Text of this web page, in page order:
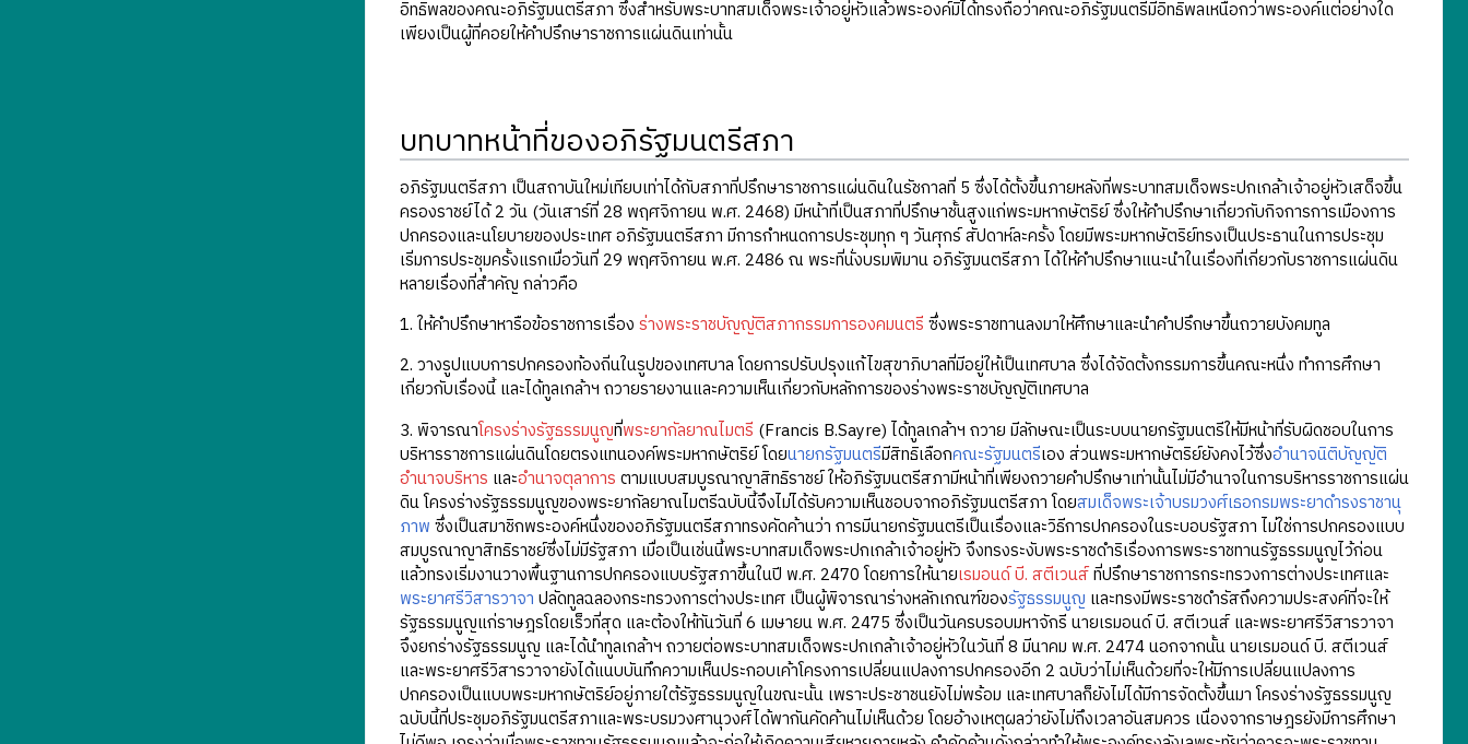
อิทธิพลของคณะอภิรัฐมนตรีสภา ซึ่งสำหรับพระบาทสมเด็จพระเจ้าอยู่หัวแล้วพระองค์มิได้ทรงถือว่าคณะอภิรัฐมนตรีมีอิทธิพลเหนือกว่าพระองค์แต่อย่างใด
เพียงเป็นผู้ที่คอยให้คำปรึกษาราชการแผ่นดินเท่านั้น
บทบาทหน้าที่ของอภิรัฐมนตรีสภา
อภิรัฐมนตรีสภา เป็นสถาบันใหม่เทียบเท่าได้กับสภาที่ปรึกษาราชการแผ่นดินในรัชกาลที่ 5 ซึ่งได้ตั้งขึ้นภายหลังที่พระบาทสมเด็จพระปกเกล้าเจ้าอยู่หัวเสด็จขึ้น
ครองราชย์ได้ 2 วัน (วันเสาร์ที่ 28 พฤศจิกายน พ.ศ. 2468) มีหน้าที่เป็นสภาที่ปรึกษาชั้นสูงแก่พระมหากษัตริย์ ซึ่งให้คำปรึกษาเกี่ยวกับกิจการการเมืองการ
ปกครองและนโยบายของประเทศ อภิรัฐมนตรีสภา มีการกำหนดการประชุมทุก ๆ วันศุกร์ สัปดาห์ละครั้ง โดยมีพระมหากษัตริย์ทรงเป็นประธานในการประชุม
เริ่มการประชุมครั้งแรกเมื่อวันที่ 29 พฤศจิกายน พ.ศ. 2486 ณ พระที่นั่งบรมพิมาน อภิรัฐมนตรีสภา ได้ให้คำปรึกษาแนะนำในเรื่องที่เกี่ยวกับราชการแผ่นดิน
หลายเรื่องที่สำคัญ กล่าวคือ
1. ให้คำปรึกษาหารือข้อราชการเรื่อง ร่างพระราชบัญญัติสภากรรมการองคมนตรี ซึ่งพระราชทานลงมาให้ศึกษาและนำคำปรึกษาขึ้นถวายบังคมทูล
2. วางรูปแบบการปกครองท้องถิ่นในรูปของเทศบาล โดยการปรับปรุงแก้ไขสุขาภิบาลที่มีอยู่ให้เป็นเทศบาล ซึ่งได้จัดตั้งกรรมการขึ้นคณะหนึ่ง ทำการศึกษา
เกี่ยวกับเรื่องนี้ และได้ทูลเกล้าฯ ถวายรายงานและความเห็นเกี่ยวกับหลักการของร่างพระราชบัญญัติเทศบาล
3. พิจารณาโครงร่างรัฐธรรมนูญที่พระยากัลยาณไมตรี (Francis B.Sayre) ได้ทูลเกล้าฯ ถวาย มีลักษณะเป็นระบบนายกรัฐมนตรีให้มีหน้าที่รับผิดชอบในการ
บริหารราชการแผ่นดินโดยตรงแทนองค์พระมหากษัตริย์ โดยนายกรัฐมนตรีมีสิทธิเลือกคณะรัฐมนตรีเอง ส่วนพระมหากษัตริย์ยังคงไว้ซึ่งอำนาจนิติบัญญัติ
อำนาจบริหาร และอำนาจตุลาการ ตามแบบสมบูรณาญาสิทธิราชย์ ให้อภิรัฐมนตรีสภามีหน้าที่เพียงถวายคำปรึกษาเท่านั้นไม่มีอำนาจในการบริหารราชการแผ่น
ดิน โครงร่างรัฐธรรมนูญของพระยากัลยาณไมตรีฉบับนี้จึงไม่ได้รับความเห็นชอบจากอภิรัฐมนตรีสภา โดยสมเด็จพระเจ้าบรมวงศ์เธอกรมพระยาดำรงราชานุ
ภาพ ซึ่งเป็นสมาชิกพระองค์หนึ่งของอภิรัฐมนตรีสภาทรงคัดค้านว่า การมีนายกรัฐมนตรีเป็นเรื่องและวิธีการปกครองในระบอบรัฐสภา ไม่ใช่การปกครองแบบ
สมบูรณาญาสิทธิราชย์ซึ่งไม่มีรัฐสภา เมื่อเป็นเช่นนี้พระบาทสมเด็จพระปกเกล้าเจ้าอยู่หัว จึงทรงระงับพระราชดำริเรื่องการพระราชทานรัฐธรรมนูญไว้ก่อน
แล้วทรงเริ่มงานวางพื้นฐานการปกครองแบบรัฐสภาขึ้นในปี พ.ศ. 2470 โดยการให้นายเรมอนด์ บี. สตีเวนส์ที่ปรึกษาราชการกระทรวงการต่างประเทศและ
พระยาศรีวิสารวาจา ปลัดทูลฉลองกระทรวงการต่างประเทศ เป็นผู้พิจารณาร่างหลักเกณฑ์ของรัฐธรรมนูญ และทรงมีพระราชดำรัสถึงความประสงค์ที่จะให้
รัฐธรรมนูญแก่ราษฎรโดยเร็วที่สุด และต้องให้ทันวันที่ 6 เมษายน พ.ศ. 2475 ซึ่งเป็นวันครบรอบมหาจักรี นายเรมอนด์ บี. สตีเวนส์ และพระยาศรีวิสารวาจา
จึงยกร่างรัฐธรรมนูญ และได้นำทูลเกล้าฯ ถวายต่อพระบาทสมเด็จพระปกเกล้าเจ้าอยู่หัวในวันที่ 8 มีนาคม พ.ศ. 2474 นอกจากนั้น นายเรมอนด์ บี. สตีเวนส์
และพระยาศรีวิสารวาจายังได้แนบบันทึกความเห็นประกอบเค้าโครงการเปลี่ยนแปลงการปกครองอีก 2 ฉบับว่าไม่เห็นด้วยที่จะให้มีการเปลี่ยนแปลงการ
ปกครองเป็นแบบพระมหากษัตริย์อยู่ภายใต้รัฐธรรมนูญในขณะนั้น เพราะประชาชนยังไม่พร้อม และเทศบาลก็ยังไม่ได้มีการจัดตั้งขึ้นมา โครงร่างรัฐธรรมนูญ
ฉบับนี้ที่ประชุมอภิรัฐมนตรีสภาและพระบรมวงศานุวงศ์ได้พากันคัดค้านไม่เห็นด้วย โดยอ้างเหตุผลว่ายังไม่ถึงเวลาอันสมควร เนื่องจากราษฎรยังมีการศึกษา